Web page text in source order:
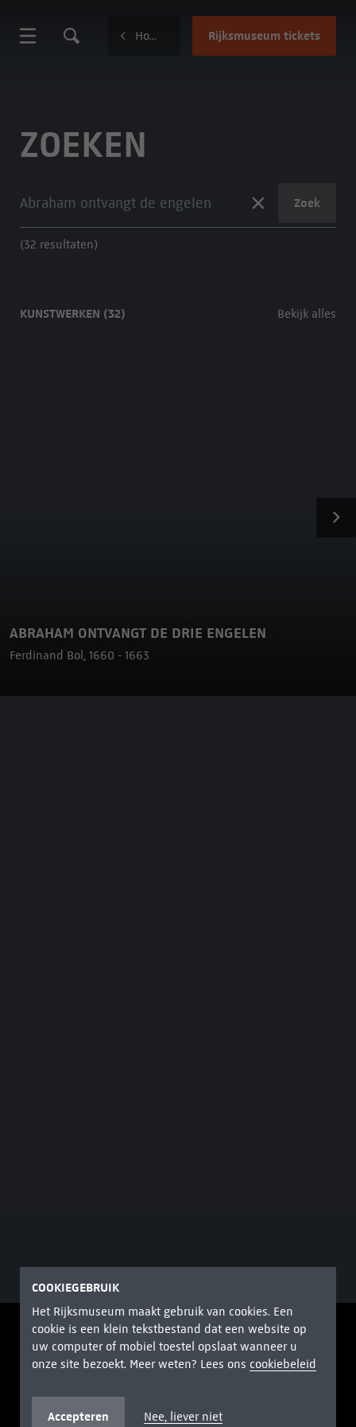
COOKIEGEBRUIK
Het Rijksmuseum maakt gebruik van cookies. Een
cookie is een klein tekstbestand dat een website op
uw computer of mobiel toestel opslaat wanneer u
onze site bezoekt. Meer weten? Lees ons cookiebeleid
Accepteren Nee, liever niet
Home Rijksmuseum tickets
ZOEKEN
Zoek
(32 resultaten)
KUNSTWERKEN (32) Bekijk alles
ABRAHAM ONTVANGT DE DRIE ENGELEN
Ferdinand Bol, 1660 - 1663
BEZOEKERSINFORMATIE
Elke dag van 9-17 uur